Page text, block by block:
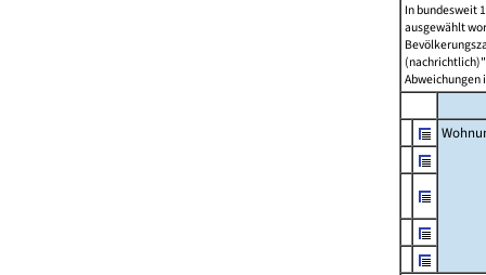
In bundesweit
ausgewählt
Abweichungen